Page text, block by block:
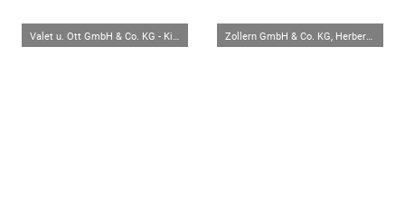
Valet u. Ott GmbH & Co. KG - Kieswerk, Mengen-Rulfingen Zollern GmbH & Co. KG, Herbertingen